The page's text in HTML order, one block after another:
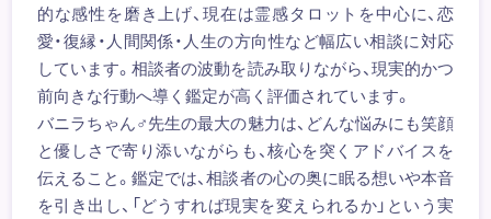
的な感性を磨き上げ、現在は霊感タロットを中心に、恋
愛・復縁・人間関係・人生の方向性など幅広い相談に対応
しています。相談者の波動を読み取りながら、現実的かつ
前向きな行動へ導く鑑定が高く評価されています。
バニラちゃん♂先生の最大の魅力は、どんな悩みにも笑顔
と優しさで寄り添いながらも、核心を突くアドバイスを
伝えること。鑑定では、相談者の心の奥に眠る想いや本音
を引き出し、「どうすれば現実を変えられるか」という実